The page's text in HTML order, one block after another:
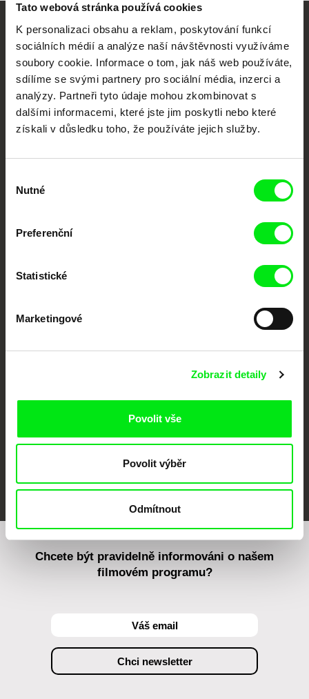
Tato webová stránka používá cookies
K personalizaci obsahu a reklam, poskytování funkcí
sociálních médií a analýze naší návštěvnosti využíváme
soubory cookie. Informace o tom, jak náš web používáte,
sdílíme se svými partnery pro sociální média, inzerci a
analýzy. Partneři tyto údaje mohou zkombinovat s
dalšími informacemi, které jste jim poskytli nebo které
získali v důsledku toho, že používáte jejich služby.
souhlasu
Nutné
Preferenční
Statistické
Marketingové
Zobrazit detaily
Povolit vše
Povolit výběr
Odmítnout
Vaše online
dokumentární kino
Nové festivalové filmy
každý týden
Portál DAFilms.cz je výsledkem tvůrčí spolupráce 7 klíčových evropských
posouvat hranice dokumentárního filmu, propagovat jeho rozmanitost a
Against Gravity
MFDF Ji.hlava
Chcete být pravidelně informováni o našem
filmovém programu?